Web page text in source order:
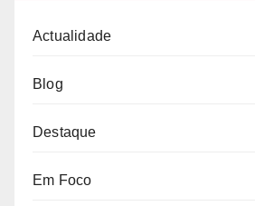
Actualidade
Blog
Destaque
Em Foco